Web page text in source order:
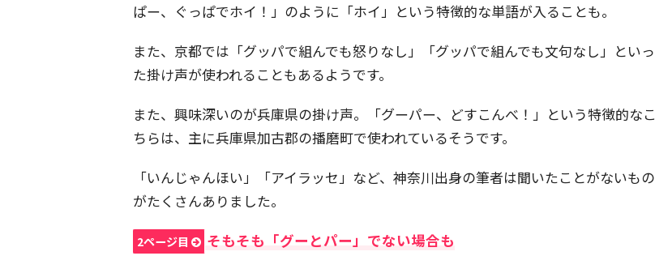
ぱー、ぐっぱでホイ！」のように「ホイ」という特徴的な単語が入ることも。
また、京都では「グッパで組んでも怒りなし」「グッパで組んでも文句なし」といっ
た掛け声が使われることもあるようです。
また、興味深いのが兵庫県の掛け声。「グーパー、どすこんべ！」という特徴的なこ
ちらは、主に兵庫県加古郡の播磨町で使われているそうです。
「いんじゃんほい」「アイラッセ」など、神奈川出身の筆者は聞いたことがないもの
がたくさんありました。
2ページ目 そもそも「グーとパー」でない場合も